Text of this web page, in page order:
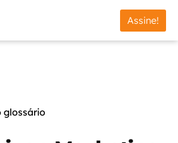
Assine!
glossário